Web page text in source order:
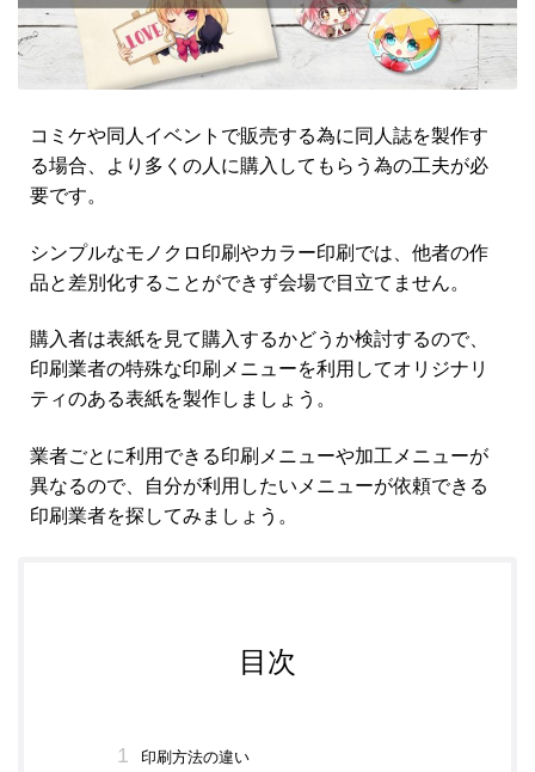
コミケや同人イベントで販売する為に同人誌を製作す
る場合、より多くの人に購入してもらう為の工夫が必
要です。
シンプルなモノクロ印刷やカラー印刷では、他者の作
品と差別化することができず会場で目立てません。
購入者は表紙を見て購入するかどうか検討するので、
印刷業者の特殊な印刷メニューを利用してオリジナリ
ティのある表紙を製作しましょう。
業者ごとに利用できる印刷メニューや加工メニューが
異なるので、自分が利用したいメニューが依頼できる
印刷業者を探してみましょう。
目次
印刷方法の違い